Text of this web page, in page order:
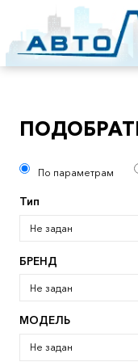
Прицепы
Масла
По параметрам
Тип
Не задан
БРЕНД
Не задан
МОДЕЛЬ
Не задан